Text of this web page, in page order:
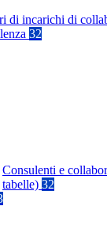
di incarichi di
32
Consulenti e
tabelle) 32